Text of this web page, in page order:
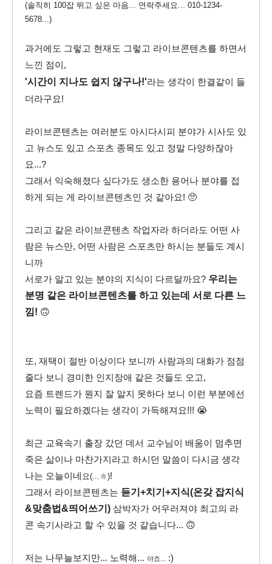
(솔직히 100잡 뛰고 싶은 마음... 연락주세요... 010-1234-
5678...)
과거에도 그렇고 현재도 그렇고 라이브콘텐츠를 하면서
느낀 점이,
'시간이 지나도 쉽지 않구나!'라는 생각이 한결같이 들
더라구요!
라이브콘텐츠는 여러분도 아시다시피 분야가 시사도 있
고 뉴스도 있고 스포츠 종목도 있고 정말 다양하잖아
요...?
그래서 익숙해졌다 싶다가도 생소한 용어나 분야를 접
하게 되는 게 라이브콘텐츠인 것 같아요! 🥺
그리고 같은 라이브콘텐츠 작업자라 하더라도 어떤 사
람은 뉴스만, 어떤 사람은 스포츠만 하시는 분들도 계시
니까
서로가 알고 있는 분야의 지식이 다르달까요? 우리는
분명 같은 라이브콘텐츠를 하고 있는데 서로 다른 느
낌! 🙃
또, 재택이 절반 이상이다 보니까 사람과의 대화가 점점
줄다 보니 경미한 인지장애 같은 것들도 오고,
요즘 트렌드가 뭔지 잘 알지 못하다 보니 이런 부분에선
노력이 필요하겠다는 생각이 가득해져요!!! 😭
최근 교육속기 출장 갔던 데서 교수님이 배움이 멈추면
죽은 삶이나 마찬가지라고 하시던 말씀이 다시금 생각
나는 오늘이네 요(...ㅎ)!
그래서 라이브콘텐츠는 듣기+치기+지식(온갖 잡지식
&맞춤법&띄어쓰기) 삼박자가 어우러져야 최고의 라
콘 속기사라고 할 수 있을 것 같습니다... 🙃
저는 나무늘보지만... 노력해... 야죠... :)